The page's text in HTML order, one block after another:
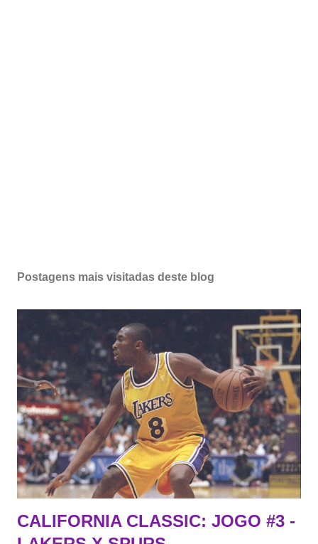
Postagens mais visitadas deste blog
CALIFORNIA CLASSIC: JOGO #3 -